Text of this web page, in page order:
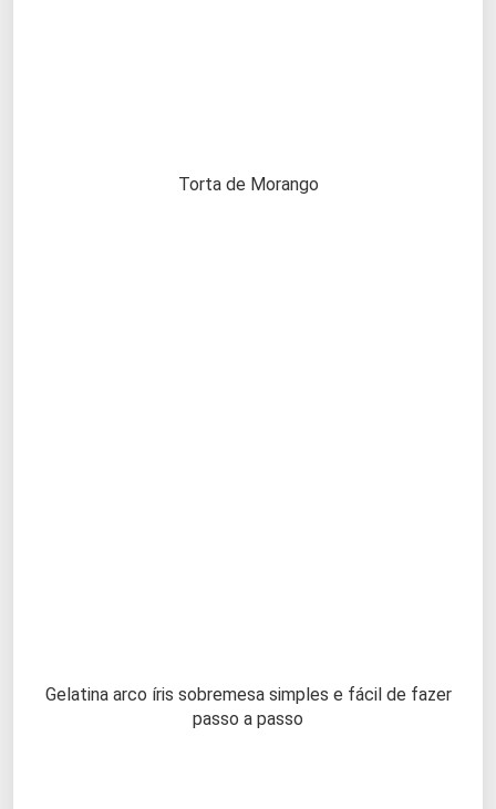
Torta de Morango
Gelatina arco íris sobremesa simples e fácil de fazer
passo a passo